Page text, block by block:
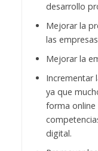
desarrollo
Mejorar la
las
Mejorar la
Incrementar
ya que
forma online
digital.